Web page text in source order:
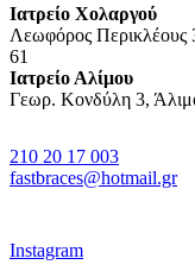
Ιατρείο Χολαργού
Λεωφόρος
61
Ιατρείο Αλίμου
Γεωρ. Κονδύλη 3,
210 20 17 003
fastbraces@hotmail.gr
Instagram